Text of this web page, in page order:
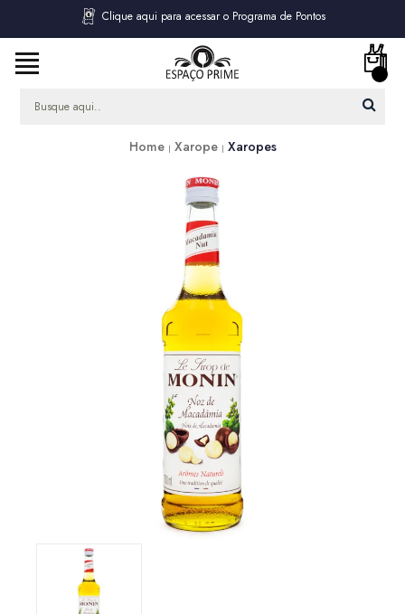
Clique aqui para acessar o Programa de Pontos
Home Xarope Xaropes